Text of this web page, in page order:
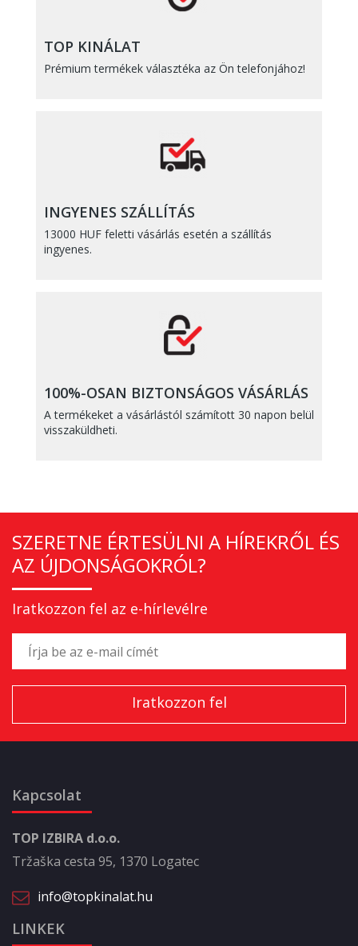
TOP KINÁLAT
Prémium termékek választéka az Ön telefonjához!
INGYENES SZÁLLÍTÁS
13000 HUF feletti vásárlás esetén a szállítás
ingyenes.
100%-OSAN BIZTONSÁGOS VÁSÁRLÁS
A termékeket a vásárlástól számított 30 napon belül
visszaküldheti.
SZERETNE ÉRTESÜLNI A HÍREKRŐL ÉS
AZ ÚJDONSÁGOKRÓL?
Iratkozzon fel az e-hírlevélre
Kapcsolat
TOP IZBIRA d.o.o.
Tržaška cesta 95, 1370 Logatec
info@topkinalat.hu
LINKEK